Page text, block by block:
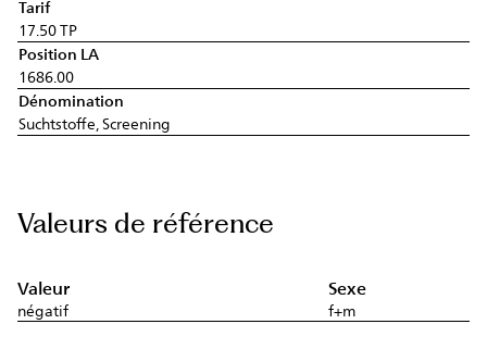
Tarif
17.50 TP
Position LA
1686.00
Dénomination
Suchtstoffe, Screening
Valeurs de référence
Valeur Sexe
négatif f+m